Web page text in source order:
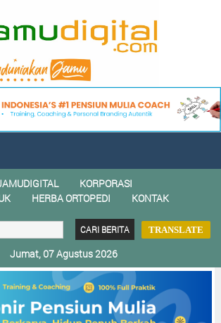
KORPORASI
HERBA ORTOPEDI KONTAK
TRANSLATE
Jumat, 07 Agustus 2026